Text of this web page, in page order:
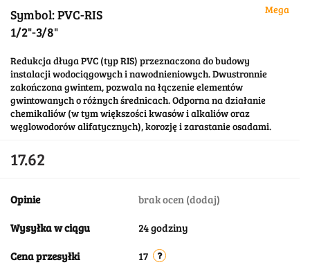
Symbol:PVC-RIS
1/2"-3/8"
Mega
Redukcja długa PVC (typ RIS) przeznaczona do budowy
instalacji wodociągowych i nawodnieniowych. Dwustronnie
zakończona gwintem, pozwala na łączenie elementów
gwintowanych o różnych średnicach. Odporna na działanie
chemikaliów (w tym większości kwasów i alkaliów oraz
węglowodorów alifatycznych), korozję i zarastanie osadami.
17.62
Opinie brak ocen (dodaj)
Wysyłka w ciągu 24 godziny
Cena przesyłki 17